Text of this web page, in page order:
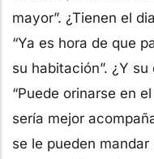
mayor”. ¿Tienen el
“Ya es hora de que
su habitación”. ¿Y
“Puede orinarse en
sería mejor
se le pueden